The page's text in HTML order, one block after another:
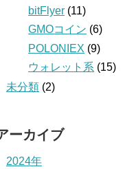
bitFlyer (11)
GMOコイン (6)
POLONIEX (9)
ウォレット系 (15)
未分類 (2)
ーカイブ
2024年